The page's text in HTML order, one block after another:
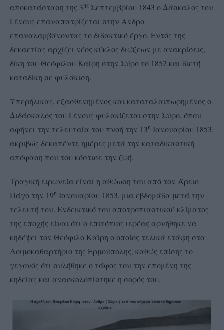
αποκατάσταση της 3ης Σεπτεμβρίου 1843 ο Δάσκαλος του
Γένους επαναπατρίζεται στην Ανδρο
επαναλαμβάνοντας το διδακτικό έργο. Εντός της
δεκαετίας αρχίζει νέος κύκλος διώξεων με ανακρίσεις,
δίκη του Θεόφιλου Καίρη στην Σύρο το 1852 και διετή
καταδίκη σε φυλάκιση.
Υπερήλικας, εξασθενημένος και καταταλαιπωρημένος ο
Διδάσκαλος του Γένους φυλακίζεται στην Σύρο, όπου
αφήνει την τελευταία του πνοή την 13η Ιανουαρίου 1853,
ακριβώς δεκαπέντε ημέρες μετά την καταδικαστική
απόφαση που του κόστισε την ζωή.
Τραγική ειρωνεία είναι η αθώωση του από τον Άρειο
Πάγο την 19η Ιανουαρίου 1853, μια εβδομάδα μετά την
τελευτή του. Ενδεικτικό του αποτροπιαστικού κλίματος
της εποχής είναι ότι ο επιτόπιος ιερέας αρνήθηκε να
κηδέψει τον Θεόφιλο Καϊρη ο οποίος τελικά ετάφη στο
Λοιμοκαθαρτήριο της Ερμούπολης, καθώς επίσης το
γεγονός ότι συλήθηκε ο τάφος του την επομένη της
κηδείας και ανασκολοπίστηκε η σορός του.